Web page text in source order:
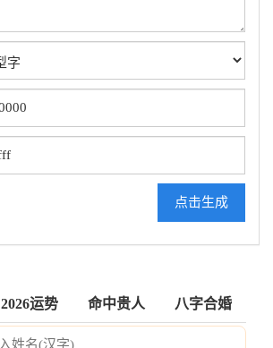
点击生成
2026运势 命中贵人 八字合婚